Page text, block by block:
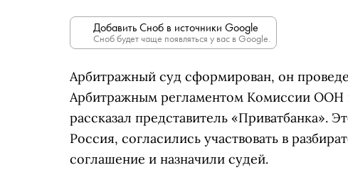
Добавить Сноб в источники Google
Сноб будет чаще появляться у вас в Google.
Арбитражный суд сформирован, он
Арбитражным регламентом Комиссии ООН
рассказал представитель «Приватбанка».
Россия, согласились участвовать в
соглашение и назначили судей.